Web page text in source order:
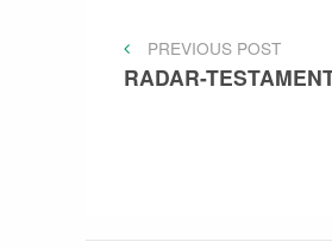
Bericht
PREVIOUS
POST
PREVIOUS POST
RADAR-